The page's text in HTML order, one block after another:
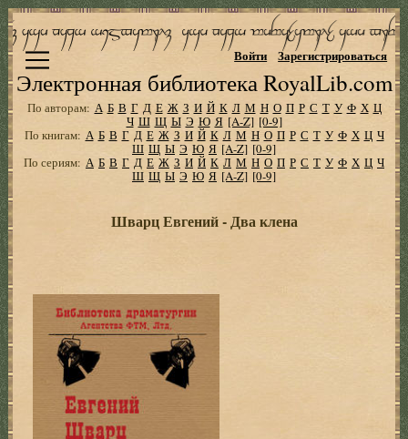
Электронная библиотека RoyalLib.com
Войти Зарегистрироваться
По авторам: А Б В Г Д Е Ж З И Й К Л М Н О П Р С Т У Ф Х Ц
Ч Ш Щ Ы Э Ю Я [A-Z] [0-9]
По книгам: А Б В Г Д Е Ж З И Й К Л М Н О П Р С Т У Ф Х Ц Ч
Ш Щ Ы Э Ю Я [A-Z] [0-9]
По сериям: А Б В Г Д Е Ж З И Й К Л М Н О П Р С Т У Ф Х Ц Ч
Ш Щ Ы Э Ю Я [A-Z] [0-9]
Шварц Евгений - Два клена